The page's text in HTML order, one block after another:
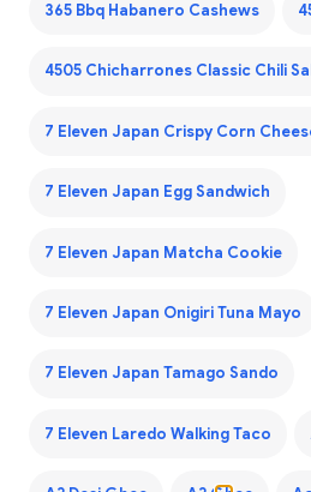
365 Bbq Habanero Cashews
4505 Chicharrones Classic Chili
7 Eleven Japan Crispy Corn
7 Eleven Japan Egg Sandwich
7 Eleven Japan Matcha Cookie
7 Eleven Japan Onigiri Tuna Mayo
7 Eleven Japan Tamago Sando
7 Eleven Laredo Walking Taco